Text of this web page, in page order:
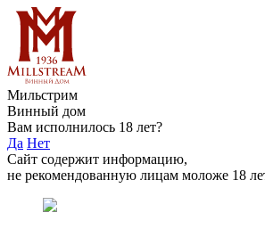
Мильстрим
Винный дом
Вам исполнилось 18 лет?
Да Нет
Сайт содержит информацию,
не рекомендованную лицам моложе 18